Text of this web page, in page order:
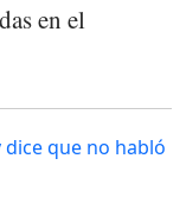
en el
que no habló